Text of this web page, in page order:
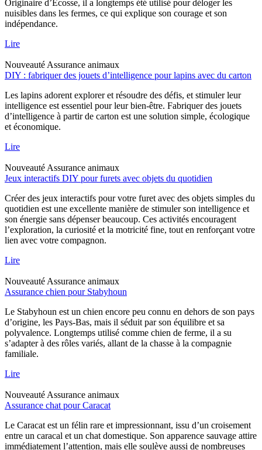
Originaire d’Écosse, il a longtemps été utilisé pour déloger les
nuisibles dans les fermes, ce qui explique son courage et son
indépendance.
Lire
Nouveauté Assurance animaux
DIY : fabriquer des jouets d’intelligence pour lapins avec du carton
Les lapins adorent explorer et résoudre des défis, et stimuler leur
intelligence est essentiel pour leur bien-être. Fabriquer des jouets
d’intelligence à partir de carton est une solution simple, écologique
et économique.
Lire
Nouveauté Assurance animaux
Jeux interactifs DIY pour furets avec objets du quotidien
Créer des jeux interactifs pour votre furet avec des objets simples du
quotidien est une excellente manière de stimuler son intelligence et
son énergie sans dépenser beaucoup. Ces activités encouragent
l’exploration, la curiosité et la motricité fine, tout en renforçant votre
lien avec votre compagnon.
Lire
Nouveauté Assurance animaux
Assurance chien pour Stabyhoun
Le Stabyhoun est un chien encore peu connu en dehors de son pays
d’origine, les Pays-Bas, mais il séduit par son équilibre et sa
polyvalence. Longtemps utilisé comme chien de ferme, il a su
s’adapter à des rôles variés, allant de la chasse à la compagnie
familiale.
Lire
Nouveauté Assurance animaux
Assurance chat pour Caracat
Le Caracat est un félin rare et impressionnant, issu d’un croisement
entre un caracal et un chat domestique. Son apparence sauvage attire
immédiatement l’attention, mais elle soulève aussi de nombreuses